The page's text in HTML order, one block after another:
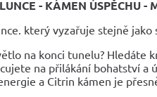
- KÁMEN ÚSPĚCHU -
který vyzařuje stejně jako
na konci tunelu? Hledáte
na přilákání bohatství a
a Citrin kámen je